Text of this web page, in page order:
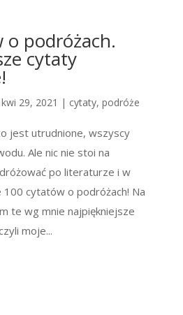
o podróżach.
cytaty
kwi 29, 2021 | cytaty, podróże
jest utrudnione, wszyscy
Ale nic nie stoi na
po literaturze i w
100 cytatów o podróżach! Na
te wg mnie najpiękniejsze
moje...